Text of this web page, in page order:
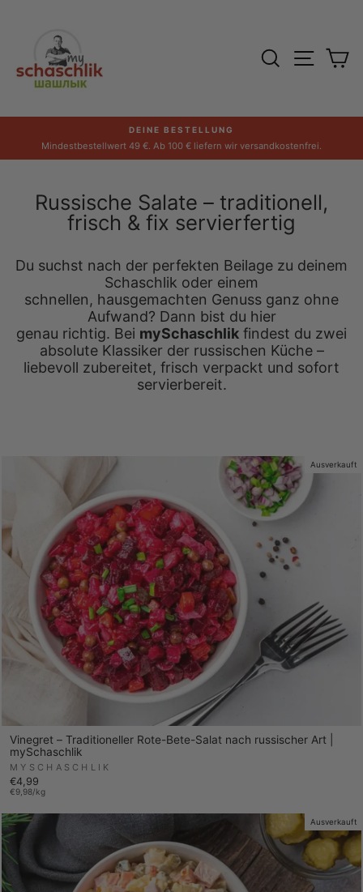
SUCHE
Pause
Diashow
DEINE BESTELLUNG
Mindestbestellwert 49 €. Ab 100 € liefern wir versandkostenfrei.
Russische Salate – traditionell,
frisch & fix servierfertig
Du suchst nach der perfekten Beilage zu deinem
Schaschlik oder einem
schnellen, hausgemachten Genuss ganz ohne
Aufwand? Dann bist du hier
genau richtig. Bei mySchaschlik findest du zwei
absolute Klassiker der russischen Küche –
liebevoll zubereitet, frisch verpackt und sofort
servierbereit.
Ausverkauft
Vinegret – Traditioneller Rote-Bete-Salat nach russischer Art |
mySchaschlik
MYSCHASCHLIK
€4,99
€9,98/kg
Ausverkauft